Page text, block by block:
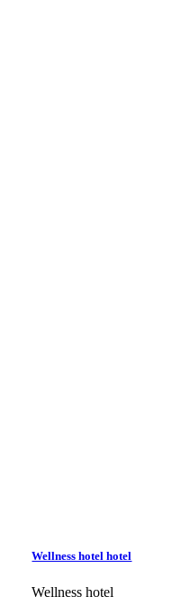
Wellness hotel hotel
Wellness hotel